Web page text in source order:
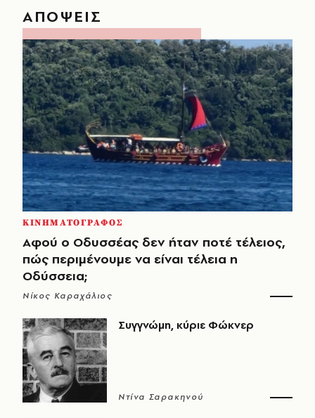
ΑΠΟΨΕΙΣ
ΚΙΝΗΜΑΤΟΓΡΑΦΟΣ
Αφού ο Οδυσσέας δεν ήταν ποτέ τέλειος,
πώς περιμένουμε να είναι τέλεια η
Οδύσσεια;
Νίκος Καραχάλιος
Συγγνώμη, κύριε Φώκνερ
Ντίνα Σαρακηνού